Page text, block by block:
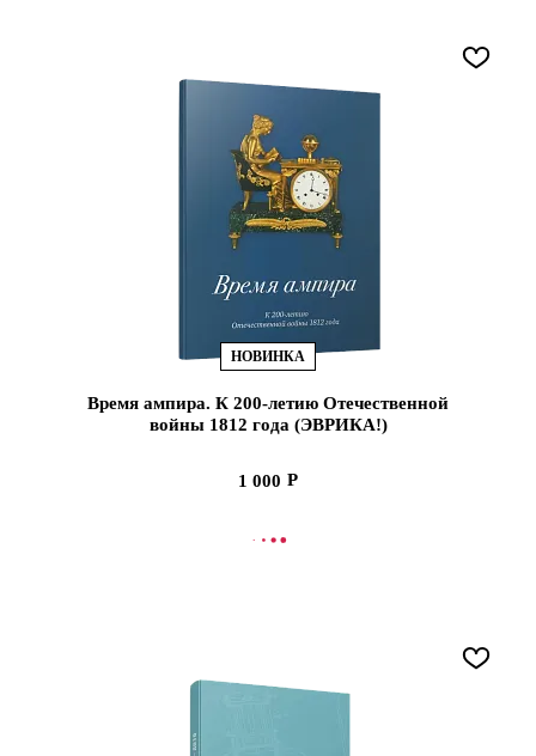
НОВИНКА
Время ампира. К 200-летию Отечественной
войны 1812 года (ЭВРИКА!)
1 000
В КОРЗИНУ